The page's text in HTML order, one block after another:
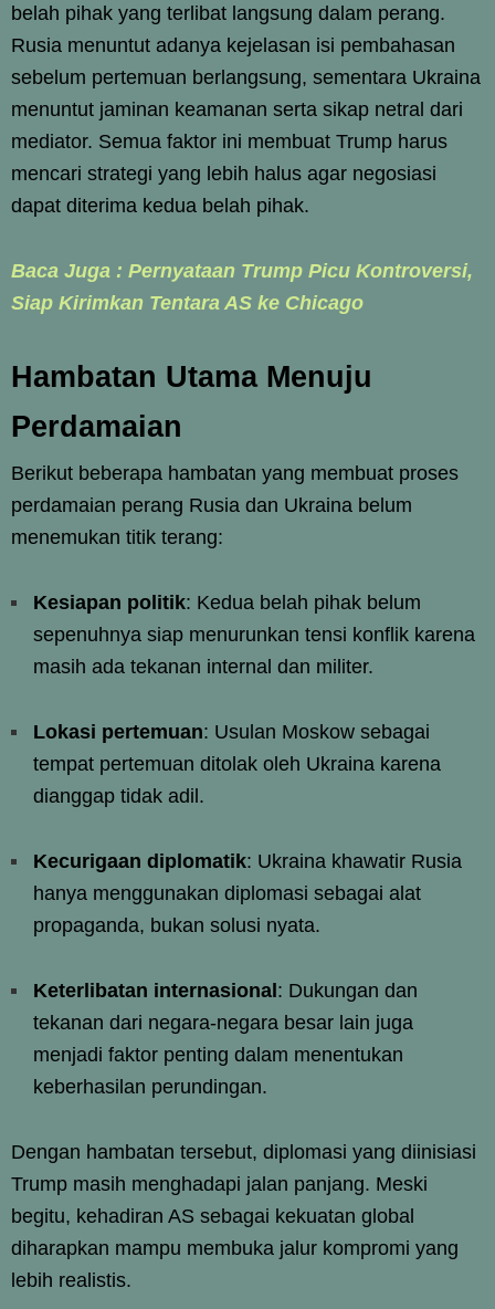
belah pihak yang terlibat langsung dalam perang.
Rusia menuntut adanya kejelasan isi pembahasan
sebelum pertemuan berlangsung, sementara Ukraina
menuntut jaminan keamanan serta sikap netral dari
mediator. Semua faktor ini membuat Trump harus
mencari strategi yang lebih halus agar negosiasi
dapat diterima kedua belah pihak.
Baca Juga : Pernyataan Trump Picu Kontroversi,
Siap Kirimkan Tentara AS ke Chicago
Hambatan Utama Menuju
Perdamaian
Berikut beberapa hambatan yang membuat proses
perdamaian perang Rusia dan Ukraina belum
menemukan titik terang:
Kesiapan politik: Kedua belah pihak belum
sepenuhnya siap menurunkan tensi konflik karena
masih ada tekanan internal dan militer.
Lokasi pertemuan: Usulan Moskow sebagai
tempat pertemuan ditolak oleh Ukraina karena
dianggap tidak adil.
Kecurigaan diplomatik: Ukraina khawatir Rusia
hanya menggunakan diplomasi sebagai alat
propaganda, bukan solusi nyata.
Keterlibatan internasional: Dukungan dan
tekanan dari negara-negara besar lain juga
menjadi faktor penting dalam menentukan
keberhasilan perundingan.
Dengan hambatan tersebut, diplomasi yang diinisiasi
Trump masih menghadapi jalan panjang. Meski
begitu, kehadiran AS sebagai kekuatan global
diharapkan mampu membuka jalur kompromi yang
lebih realistis.